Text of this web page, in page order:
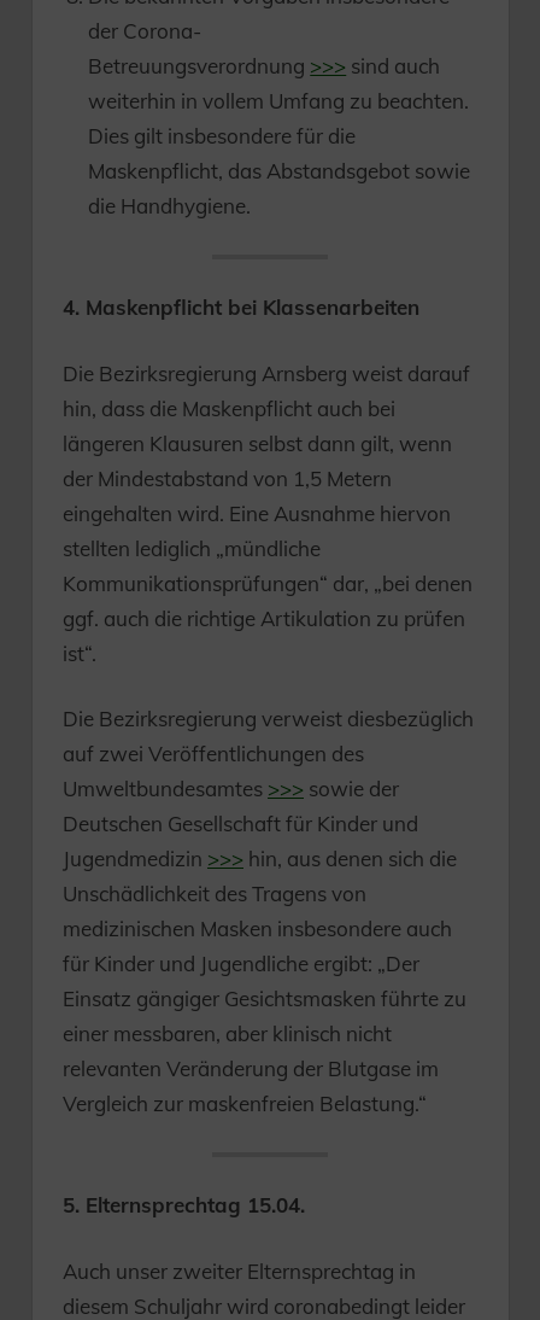
der Corona-
Betreuungsverordnung >>> sind auch
weiterhin in vollem Umfang zu beachten.
Dies gilt insbesondere für die
Maskenpflicht, das Abstandsgebot sowie
die Handhygiene.
4. Maskenpflicht bei Klassenarbeiten
Die Bezirksregierung Arnsberg weist darauf
hin, dass die Maskenpflicht auch bei
längeren Klausuren selbst dann gilt, wenn
der Mindestabstand von 1,5 Metern
eingehalten wird. Eine Ausnahme hiervon
stellten lediglich „mündliche
Kommunikationsprüfungen“ dar, „bei denen
ggf. auch die richtige Artikulation zu prüfen
ist“.
Die Bezirksregierung verweist diesbezüglich
auf zwei Veröffentlichungen des
Umweltbundesamtes >>> sowie der
Deutschen Gesellschaft für Kinder und
Jugendmedizin >>> hin, aus denen sich die
Unschädlichkeit des Tragens von
medizinischen Masken insbesondere auch
für Kinder und Jugendliche ergibt: „Der
Einsatz gängiger Gesichtsmasken führte zu
einer messbaren, aber klinisch nicht
relevanten Veränderung der Blutgase im
Vergleich zur maskenfreien Belastung.“
5. Elternsprechtag 15.04.
Auch unser zweiter Elternsprechtag in
diesem Schuljahr wird coronabedingt leider